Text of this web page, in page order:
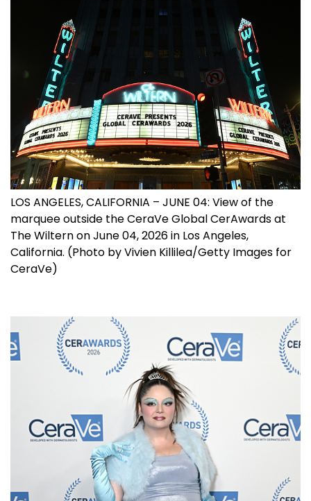
LOS ANGELES, CALIFORNIA – JUNE 04: View of the
marquee outside the CeraVe Global CerAwards at
The Wiltern on June 04, 2026 in Los Angeles,
California. (Photo by Vivien Killilea/Getty Images for
CeraVe)